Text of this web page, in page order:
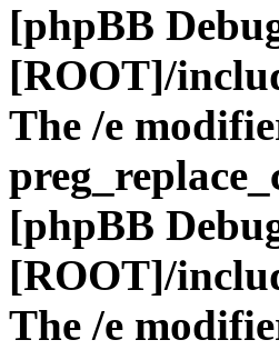
[phpBB
[ROOT]/
The /e
[phpBB
[ROOT]/
The /e